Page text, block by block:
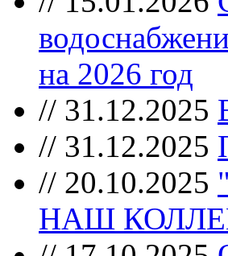
на 2026 год
// 31.12.2025
// 31.12.2025
// 20.10.2025
НАШ